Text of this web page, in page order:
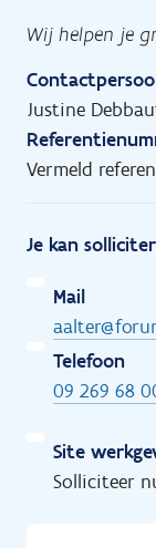
Wij helpen je
Justine
Vermeld
Je kan
Mail
Telefoon
09 269 68
Site
Solliciteer